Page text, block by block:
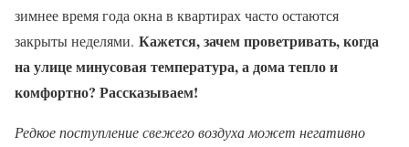
зимнее время года окна в квартирах часто остаются
закрыты неделями. Кажется, зачем проветривать, когда
на улице минусовая температура, а дома тепло и
комфортно? Рассказываем!
Редкое поступление свежего воздуха может негативно